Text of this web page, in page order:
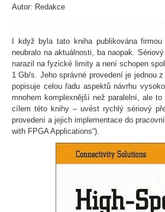
Autor: Redakce
I když byla tato kniha publikována
neubralo na aktuálnosti, ba naopak.
narazil na fyzické limity a není schopen
1 Gb/s. Jeho správné provedení je jednou
popisuje celou řadu aspektů návrhu
mnohem komplexnější než paralelní, ale
cílem této knihy – uvést rychlý sériový
provedení a jejich implementace do
with FPGA Applications“).